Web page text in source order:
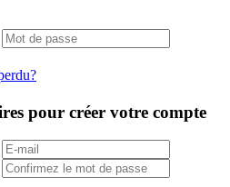
pour créer votre compte